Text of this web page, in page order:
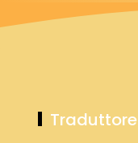
Traduttore